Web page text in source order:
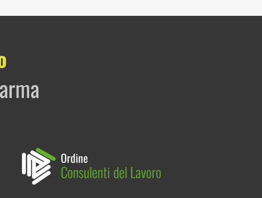
Ordine
Consulenti del Lavoro